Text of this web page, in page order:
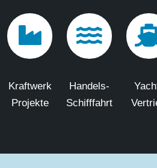
Kraftwerk
Projekte
Handels-
Schifffahrt